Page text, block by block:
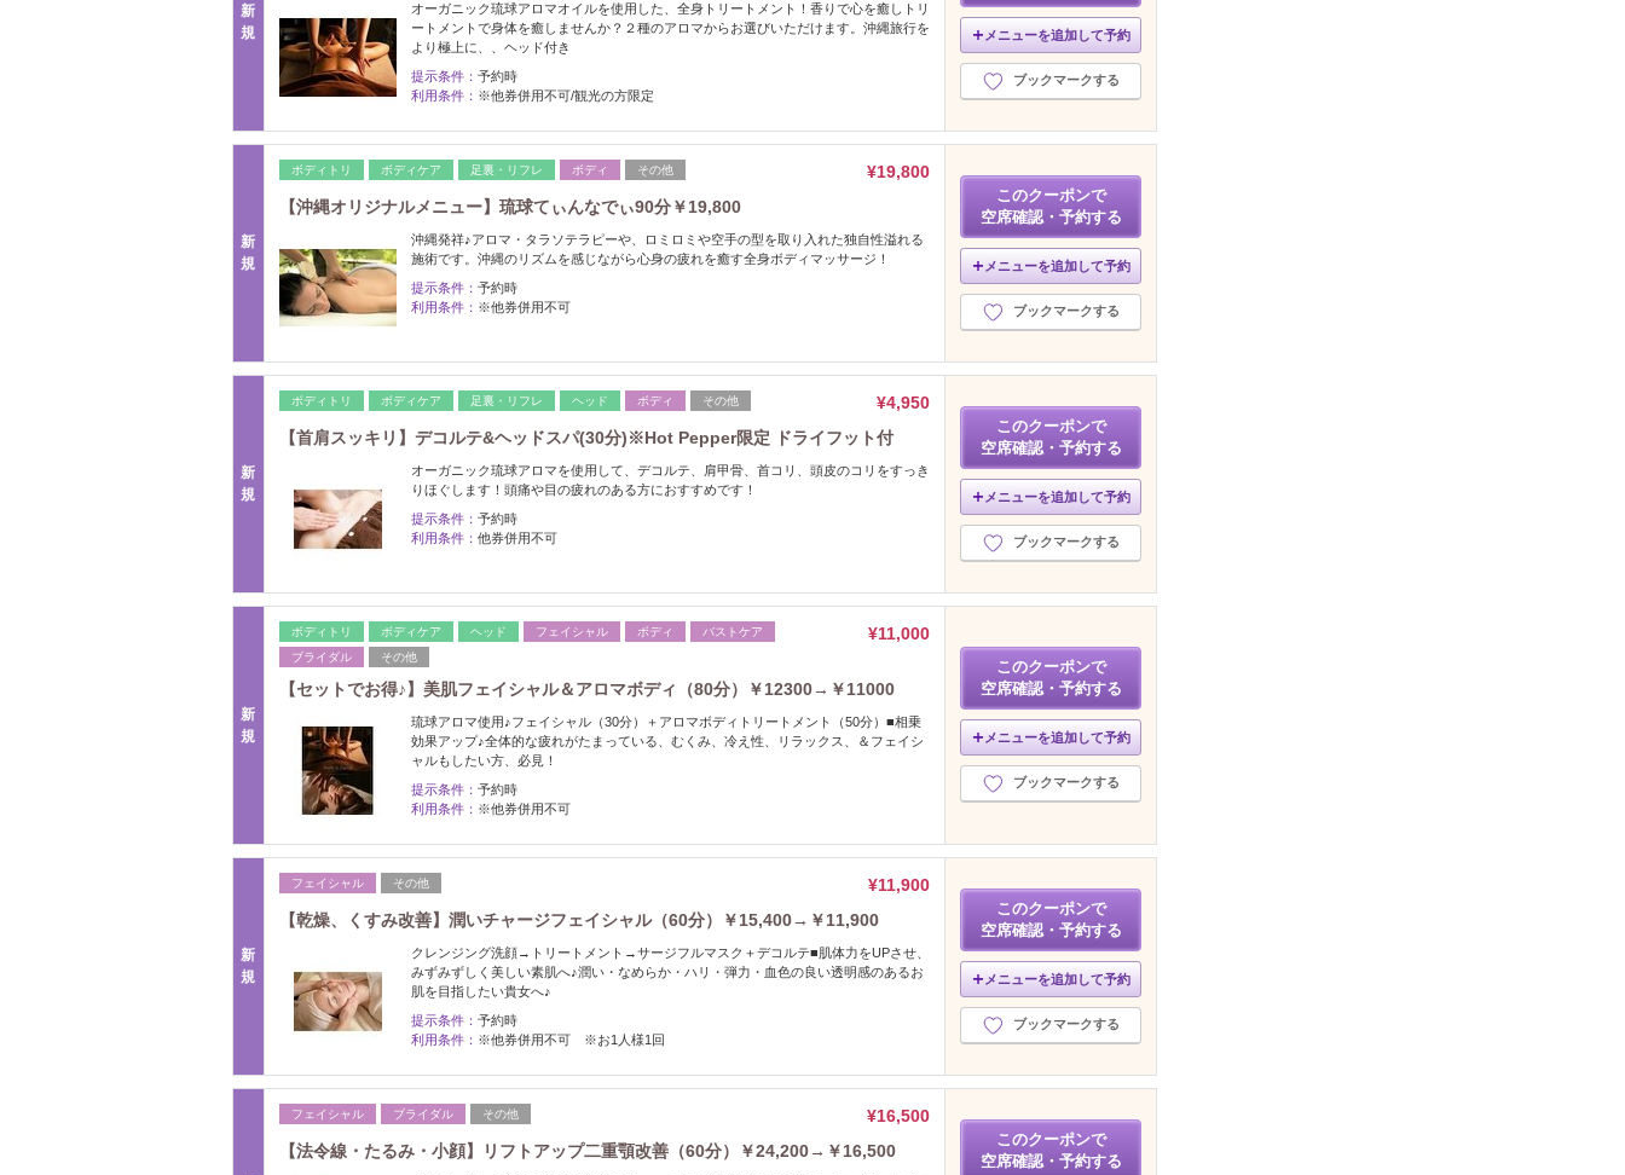
新
規
オーガニック琉球アロマオイルを使用した、全身トリートメント！香りで心を癒しトリ
ートメントで身体を癒しませんか？２種のアロマからお選びいただけます。沖縄旅行を
より極上に、、ヘッド付き
提示条件： 予約時
利用条件： ※他券併用不可/観光の方限定
メニューを追加して予約
ブックマークする
新
規
ボディトリ ボディケア 足裏・リフレ ボディ その他
¥19,800
【沖縄オリジナルメニュー】琉球てぃんなでぃ90分￥19,800
沖縄発祥♪アロマ・タラソテラピーや、ロミロミや空手の型を取り入れた独自性溢れる
施術です。沖縄のリズムを感じながら心身の疲れを癒す全身ボディマッサージ！
提示条件： 予約時
利用条件： ※他券併用不可
このクーポンで
空席確認・予約する
メニューを追加して予約
ブックマークする
新
規
ボディトリ ボディケア 足裏・リフレ ヘッド ボディ その他
¥4,950
【首肩スッキリ】デコルテ&ヘッドスパ(30分)※Hot Pepper限定 ドライフット付
オーガニック琉球アロマを使用して、デコルテ、肩甲骨、首コリ、頭皮のコリをすっき
りほぐします！頭痛や目の疲れのある方におすすめです！
提示条件： 予約時
利用条件： 他券併用不可
このクーポンで
空席確認・予約する
メニューを追加して予約
ブックマークする
新
規
ボディトリ ボディケア ヘッド フェイシャル ボディ
バストケア
ブライダル
その他
¥11,000
【セットでお得♪】美肌フェイシャル＆アロマボディ（80分）￥12300→￥11000
琉球アロマ使用♪フェイシャル（30分）＋アロマボディトリートメント（50分）■相乗
効果アップ♪全体的な疲れがたまっている、むくみ、冷え性、リラックス、＆フェイシ
ャルもしたい方、必見！
提示条件： 予約時
利用条件： ※他券併用不可
このクーポンで
空席確認・予約する
メニューを追加して予約
ブックマークする
新
規
フェイシャル その他
¥11,900
【乾燥、くすみ改善】潤いチャージフェイシャル（60分）￥15,400→￥11,900
クレンジング洗顔→トリートメント→サージフルマスク＋デコルテ■肌体力をUPさせ、
みずみずしく美しい素肌へ♪潤い・なめらか・ハリ・弾力・血色の良い透明感のあるお
肌を目指したい貴女へ♪
提示条件： 予約時
利用条件： ※他券併用不可 ※お1人様1回
このクーポンで
空席確認・予約する
メニューを追加して予約
ブックマークする
フェイシャル ブライダル その他
¥16,500
【法令線・たるみ・小顔】リフトアップ二重顎改善（60分）￥24,200→￥16,500
このクーポンで
空席確認・予約する